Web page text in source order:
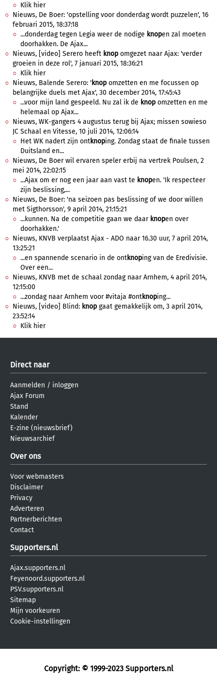
Klik hier
Nieuws, De Boer: 'opstelling voor donderdag wordt puzzelen', 16
februari 2015, 18:37:18
...donderdag tegen Legia weer de nodige knopen zal moeten
doorhakken. De Ajax...
Nieuws, [video] Serero heeft knop omgezet naar Ajax: 'verder
groeien in deze rol', 7 januari 2015, 18:36:21
Klik hier
Nieuws, Balende Serero: 'knop omzetten en me focussen op
belangrijke duels met Ajax', 30 december 2014, 17:45:43
...voor mijn land gespeeld. Nu zal ik de knop omzetten en me
helemaal op Ajax...
Nieuws, WK-gangers 4 augustus terug bij Ajax; missen sowieso
JC Schaal en Vitesse, 10 juli 2014, 12:06:14
Het WK nadert zijn ontknoping. Zondag staat de finale tussen
Duitsland en...
Nieuws, De Boer wil ervaren speler erbij na vertrek Poulsen, 2
mei 2014, 22:02:15
...Ajax om er nog een jaar aan vast te knopen. 'Ik respecteer
zijn beslissing,...
Nieuws, De Boer: 'na seizoen pas beslissing of we door willen
met Sigthorsson', 9 april 2014, 21:15:21
...kunnen. Na de competitie gaan we daar knopen over
doorhakken.'
Nieuws, KNVB verplaatst Ajax - ADO naar 16.30 uur, 7 april 2014,
13:25:21
...en spannende scenario in de ontknoping van de Eredivisie.
Over een...
Nieuws, KNVB met de schaal zondag naar Arnhem, 4 april 2014,
12:15:00
...zondag naar Arnhem voor #vitaja #ontknoping...
Nieuws, [video] Blind: knop gaat gemakkelijk om, 3 april 2014,
23:52:14
Klik hier
Direct naar
Aanmelden / inloggen
Ajax Forum
Stand
Kalender
E-zine (nieuwsbrief)
Nieuwsarchief
Over ons
Voor webmasters
Disclaimer
Privacy
Adverteren
Partnerberichten
Contact
Supporters.nl
Ajax.supporters.nl
Feyenoord.supporters.nl
PSV.supporters.nl
Sitemap
Mijn voorkeuren
Cookie-instellingen
Copyright: © 1999-2023 Supporters.nl